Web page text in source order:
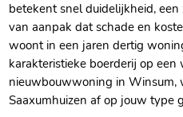
betekent snel duidelijkheid,
van aanpak dat schade en
woont in een jaren dertig
karakteristieke boerderij op een
nieuwbouwwoning in Winsum,
Saaxumhuizen af op jouw type